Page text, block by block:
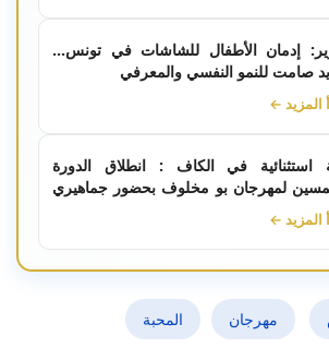
إدمان الأطفال للشاشات في تونس...
صامت للنمو النفسي والمعرفي
المزيد ←
استثنائية في الكاف : انطلاق الدورة
لمهرجان بو مخلوف بحضور جماهيري
المزيد ←
مهرجان المحبة